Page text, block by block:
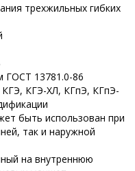
трехжильных гибких
ГОСТ 13781.0-86
КГЭ-ХЛ, КГпЭ, КГпЭ-
быть использован при
так и наружной
на внутреннюю